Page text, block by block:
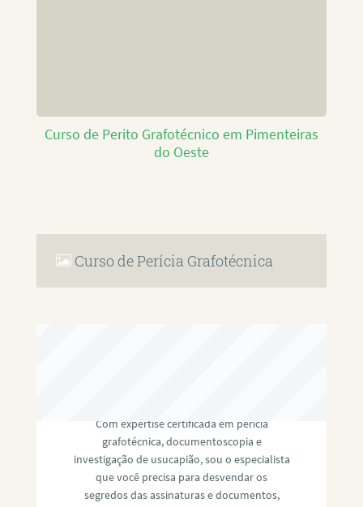
Curso de Perito Grafotécnico em Pimenteiras
do Oeste
Curso de Perícia Grafotécnica
Com expertise certificada em perícia
grafotécnica, documentoscopia e
investigação de usucapião, sou o especialista
que você precisa para desvendar os
segredos das assinaturas e documentos,